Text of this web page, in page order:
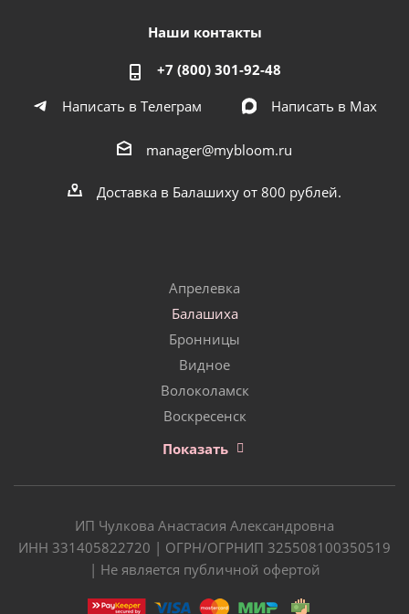
Наши контакты
+7 (800) 301-92-48
Написать в Телеграм
Написать в Мах
manager@mybloom.ru
Доставка в Балашиху от 800 рублей.
Апрелевка
Балашиха
Бронницы
Видное
Волоколамск
Воскресенск
Показать
ИП Чулкова Анастасия Александровна
ИНН 331405822720 | ОГРН/ОГРНИП 325508100350519
| Не является публичной офертой